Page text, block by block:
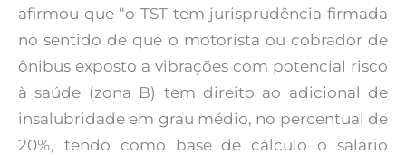
afirmou que “o TST tem jurisprudência firmada
no sentido de que o motorista ou cobrador de
ônibus exposto a vibrações com potencial risco
à saúde (zona B) tem direito ao adicional de
insalubridade em grau médio, no percentual de
20%, tendo como base de cálculo o salário